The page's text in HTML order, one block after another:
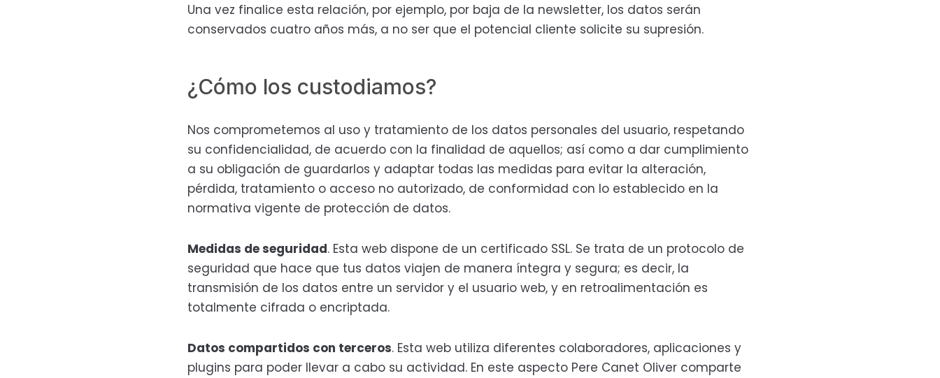
Una vez finalice esta relación, por ejemplo, por baja de la newsletter, los datos serán
conservados cuatro años más, a no ser que el potencial cliente solicite su supresión.
¿Cómo los custodiamos?
Nos comprometemos al uso y tratamiento de los datos personales del usuario, respetando
su confidencialidad, de acuerdo con la finalidad de aquellos; así como a dar cumplimiento
a su obligación de guardarlos y adaptar todas las medidas para evitar la alteración,
pérdida, tratamiento o acceso no autorizado, de conformidad con lo establecido en la
normativa vigente de protección de datos.
Medidas de seguridad. Esta web dispone de un certificado SSL. Se trata de un protocolo de
seguridad que hace que tus datos viajen de manera íntegra y segura; es decir, la
transmisión de los datos entre un servidor y el usuario web, y en retroalimentación es
totalmente cifrada o encriptada.
Datos compartidos con terceros. Esta web utiliza diferentes colaboradores, aplicaciones y
plugins para poder llevar a cabo su actividad. En este aspecto Pere Canet Oliver comparte